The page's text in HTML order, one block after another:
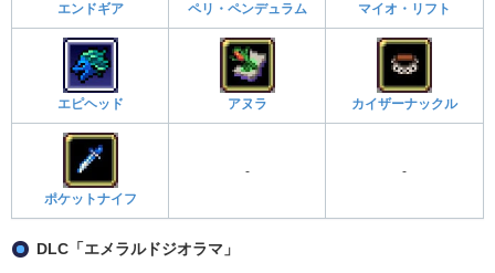
エンドギア ペリ・ペンデュラム マイオ・リフト
エピヘッド アヌラ カイザーナックル
ポケットナイフ
- -
DLC「エメラルドジオラマ」